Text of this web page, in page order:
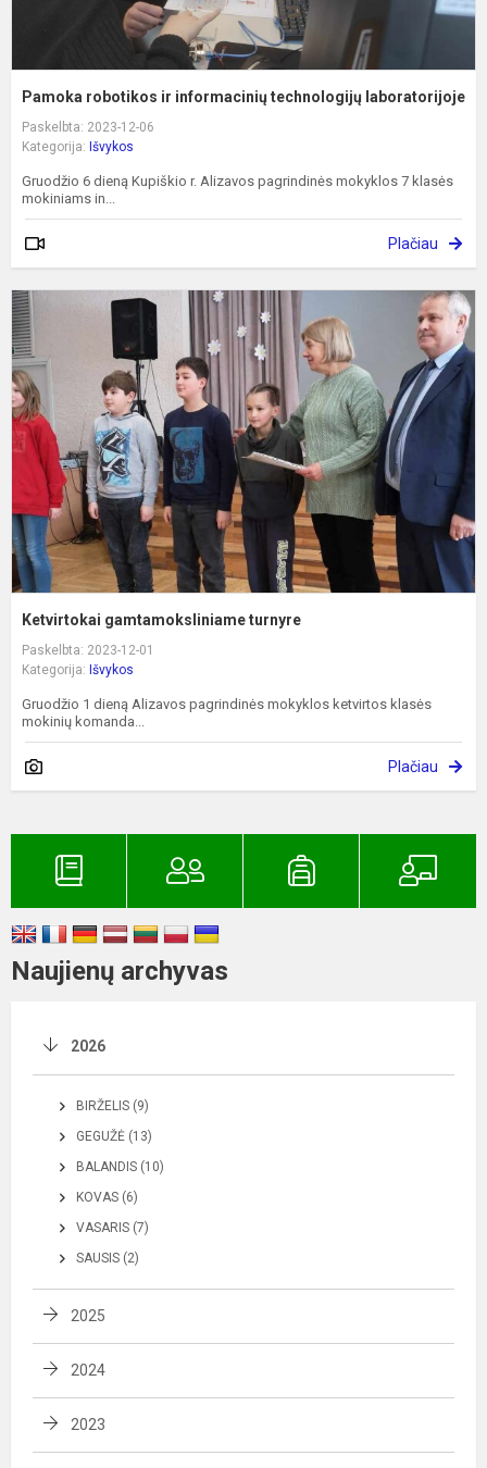
Pamoka robotikos ir informacinių technologijų laboratorijoje
Paskelbta: 2023-12-06
Kategorija: Išvykos
Gruodžio 6 dieną Kupiškio r. Alizavos pagrindinės mokyklos 7 klasės
mokiniams in...
Plačiau
Ketvirtokai gamtamoksliniame turnyre
Paskelbta: 2023-12-01
Kategorija: Išvykos
Gruodžio 1 dieną Alizavos pagrindinės mokyklos ketvirtos klasės
mokinių komanda...
Plačiau
Naujienų archyvas
2026
BIRŽELIS (9)
GEGUŽĖ (13)
BALANDIS (10)
KOVAS (6)
VASARIS (7)
SAUSIS (2)
2025
2024
2023